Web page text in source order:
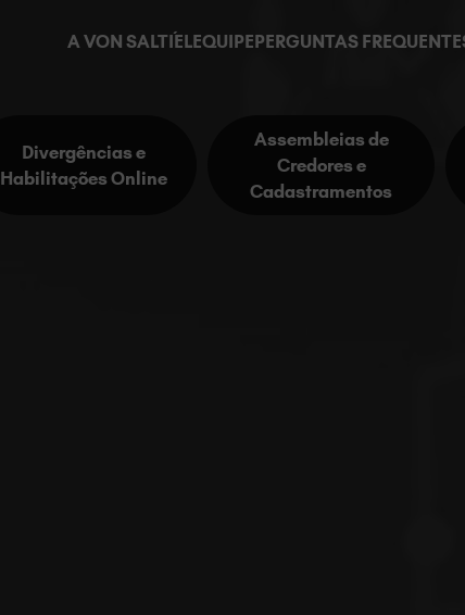
A VON SALTIÉLEQUIPEPERGUNTAS
Divergências e
Habilitações Online
Assembleias de
Credores e
Cadastramentos